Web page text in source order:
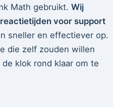
Math gebruikt. Wij
voor support
sneller en effectiever op.
die zelf zouden willen
klok rond klaar om te